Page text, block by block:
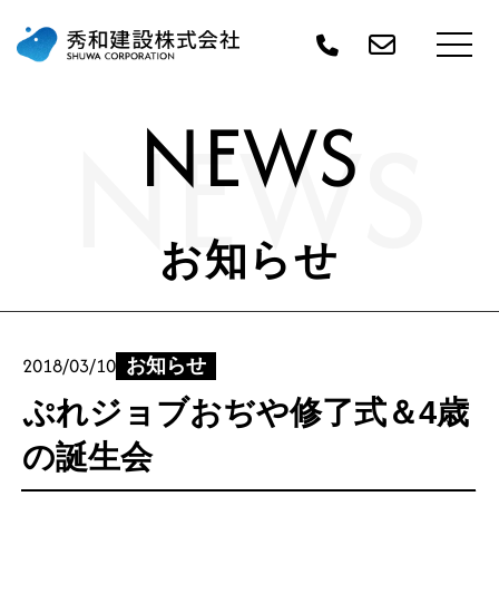
NEWS
NEWS
お知らせ
2018/03/10 お知らせ
ぷれジョブおぢや修了式＆4歳
の誕生会